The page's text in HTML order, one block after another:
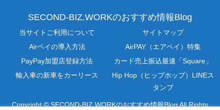
SECOND-BIZ.WORKのおすすめ情報Blog
当サイトご利用について
サイトマップ
Airペイの導入方法
AirPAY（エアペイ）特集
PayPay加盟店登録方法
カード売上振込最速「Square」
輸入車の新車をカーリース
Hip Hop（ヒップホップ）LINEス
タンプ
Copyright © SECOND-BIZ.WORKのおすすめ情報Blog All Rights